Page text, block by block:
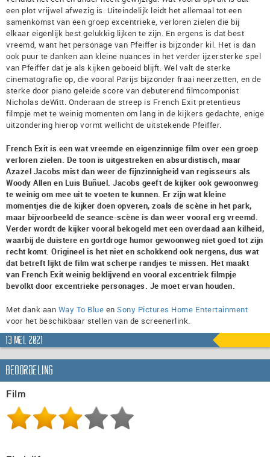
een plot vrijwel afwezig is. Uiteindelijk leidt het allemaal tot een
samenkomst van een groep excentrieke, verloren zielen die bij
elkaar eigenlijk best gelukkig lijken te zijn. En ergens is dat best
vreemd, want het personage van Pfeiffer is bijzonder kil. Het is dan
ook puur te danken aan kleine nuances in het verder ijzersterke spel
van Pfeiffer dat je als kijken geboeid blijft. Wel valt de sterke
cinematografie op, die vooral Parijs bijzonder fraai neerzetten, en de
sterke door piano geleide score van debuterend filmcomponist
Nicholas deWitt. Onderaan de streep is French Exit pretentieus
filmpje met te weinig momenten om lang in de kijkers gedachte, enige
uitzondering hierop vormt wellicht de uitstekende Pfeiffer.
French Exit is een wat vreemde en eigenzinnige film over een groep
verloren zielen. De toon is uitgestreken en absurdistisch, maar
Azazel Jacobs mist dan weer de fijnzinnigheid van regisseurs als
Woody Allen en Luis Buñuel. Jacobs geeft de kijker ook gewoonweg
te weinig om mee uit te voeten te kunnen. Er zijn wat kleine
momentjes die de kijker doen opveren, zoals de scène in het park,
maar bijvoorbeeld de seance-scène is dan weer vooral erg vreemd.
Verder wordt de kijker vooral bekogeld met een overdaad aan kilheid,
waarbij de duistere en gortdroge humor gewoonweg niet goed tot zijn
recht komt. Origineel is het niet en schokkend ook nergens, dus wat
dat betreft lijkt de film wat scherpe randjes te missen. Het maakt
van French Exit weinig beklijvend en vooral excentriek filmpje
bevolkt door excentrieke personages. Je moet ervan houden.
Met dank aan Way To Blue en Sony Pictures Home Entertainment
voor het beschikbaar stellen van de screenerlink.
13 mei, 2021
Beoordeling
Film